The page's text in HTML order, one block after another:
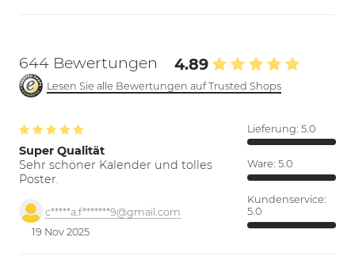
644 Bewertungen 4.89
Lesen Sie alle Bewertungen auf Trusted Shops
Super Qualität
Sehr schöner Kalender und tolles
Poster.
c*****a.f*******9@gmail.com
19 Nov 2025
Lieferung: 5.0
Ware: 5.0
Kundenservice:
5.0